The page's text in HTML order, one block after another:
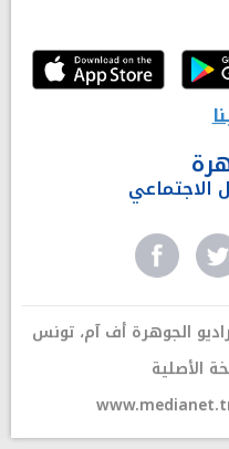
الاجتماعي
الأصلية